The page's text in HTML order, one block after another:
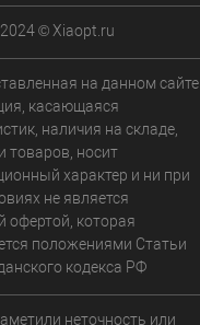
© Xiaopt.ru
на данном сайте
касающаяся
наличия на складе,
товаров, носит
характер и ни при
не является
офертой, которая
положениями Статьи
кодекса РФ
неточность или